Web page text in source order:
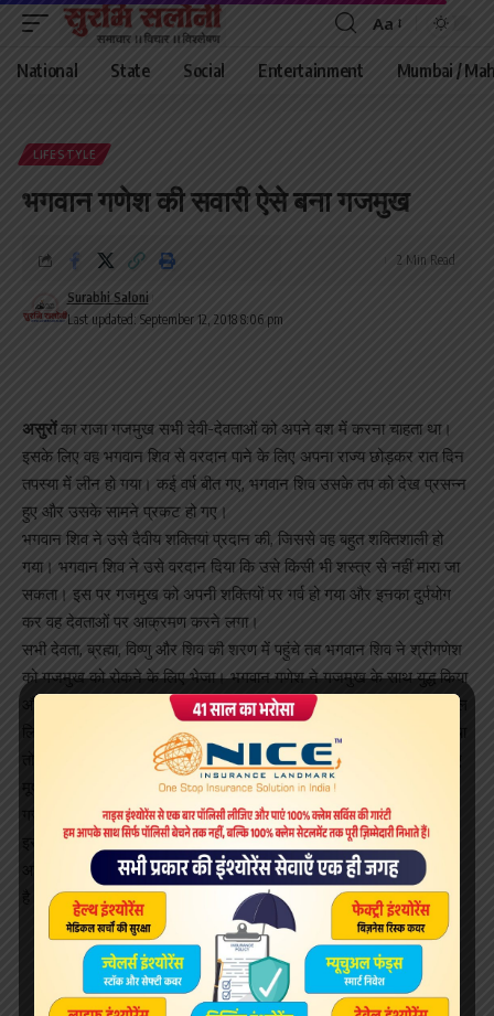
Font
Resizer
Aa
National State Social Entertainment Mumbai /
LIFESTYLE
भगवान गणेश की सवारी ऐसे बना गजमुख
Last updated: September 12, 2018 8:06 pm
Surabhi Saloni
2 Min Read
असुरोंका राजा गजमुख सभी देवी-देवताओं को अपने वश में करना चाहता था।
इसके लिए वह भगवान शिव से वरदान पाने के लिए अपना राज्य छोड़कर रात दिन
तपस्या में लीन हो गया। कई वर्ष बीत गए, भगवान शिव उसके तप को देख प्रसन्न
हुए और उसके सामने प्रकट हो गए।
भगवान शिव ने उसे दैवीय शक्तियां प्रदान की, जिससे वह बहुत शक्तिशाली हो
गया। भगवान शिव ने उसे वरदान दिया कि उसे किसी भी शस्त्र से नहीं मारा जा
सकता। इस पर गजमुख को अपनी शक्तियों पर गर्व हो गया और इनका दुर्पयोग
कर वह देवताओं पर आक्रमण करने लगा।
सभी देवता, ब्रह्मा, विष्णु और शिव की शरण में पहुंचे तब भगवान शिव ने श्रीगणेश
को गजमुख को रोकने के लिए भेजा। भगवान गणेश ने गजमुख के साथ युद्ध किया
और उसे घायल कर दिया। इस पर गजमुख ने स्वयं को एक मूषक के रूप में बदल
लिया और गणेश जी की ओर आक्रमण करने दौड़ा। जैसे ही वह उनके पास पहुंचा
तो भगवान गणेश कूदकर उसके ऊपर बैठ गए और गजमुख को जीवनभर के लिए
मूषक में बदल दिया। भगवान गणेश ने उसे अपने वाहन के रूप में रख लिया।
गजमुख भी अपने इस रूप से खुश हुआ और गणेश जी का प्रिय मित्र बन गया।
इस आलेख में दी गई जानकारियां धार्मिक आस्थाओं और लौकिक मान्यताओं पर
आधारित हैं, जिसे मात्र सामान्य जनरुचि को ध्यान में रखकर प्रस्तुत किया गया